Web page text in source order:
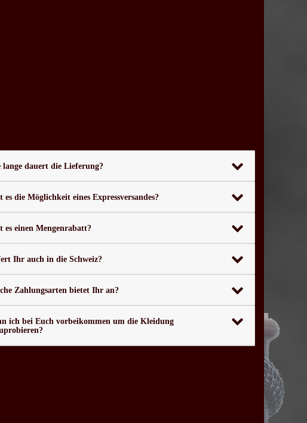
lange dauert die Lieferung?
es die Möglichkeit eines Expressversandes?
es einen Mengenrabatt?
Ihr auch in die Schweiz?
Zahlungsarten bietet Ihr an?
ich bei Euch vorbeikommen um die Kleidung